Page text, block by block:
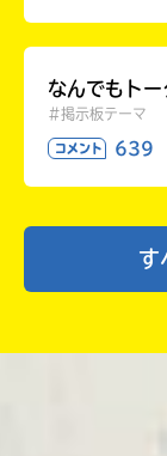
なんでもト
#掲示板テーマ
コメント 639
す